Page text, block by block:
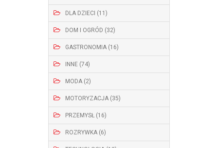
DLA DZIECI (11)
DOM I OGRÓD (32)
GASTRONOMIA (16)
INNE (74)
MODA (2)
MOTORYZACJA (35)
PRZEMYSŁ (16)
ROZRYWKA (6)